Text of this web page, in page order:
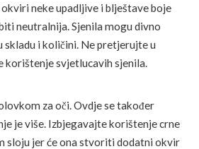
neke upadljive i blještave boje
neutralnija. Sjenila mogu divno
skladu i količini. Ne pretjerujte u
korištenje svjetlucavih sjenila.
za oči. Ovdje se također
je više. Izbjegavajte korištenje crne
sloju jer će ona stvoriti dodatni okvir